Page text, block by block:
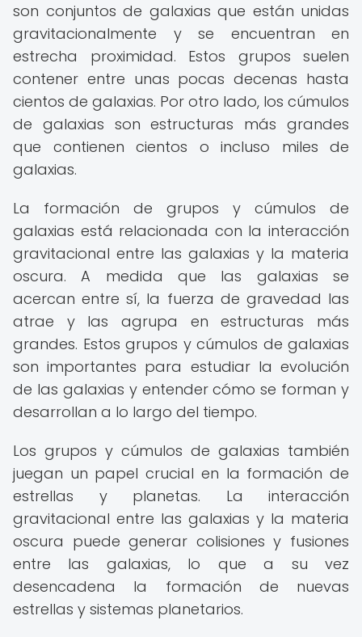
son conjuntos de galaxias que están unidas
gravitacionalmente y se encuentran en
estrecha proximidad. Estos grupos suelen
contener entre unas pocas decenas hasta
cientos de galaxias. Por otro lado, los cúmulos
de galaxias son estructuras más grandes
que contienen cientos o incluso miles de
galaxias.
La formación de grupos y cúmulos de
galaxias está relacionada con la interacción
gravitacional entre las galaxias y la materia
oscura. A medida que las galaxias se
acercan entre sí, la fuerza de gravedad las
atrae y las agrupa en estructuras más
grandes. Estos grupos y cúmulos de galaxias
son importantes para estudiar la evolución
de las galaxias y entender cómo se forman y
desarrollan a lo largo del tiempo.
Los grupos y cúmulos de galaxias también
juegan un papel crucial en la formación de
estrellas y planetas. La interacción
gravitacional entre las galaxias y la materia
oscura puede generar colisiones y fusiones
entre las galaxias, lo que a su vez
desencadena la formación de nuevas
estrellas y sistemas planetarios.